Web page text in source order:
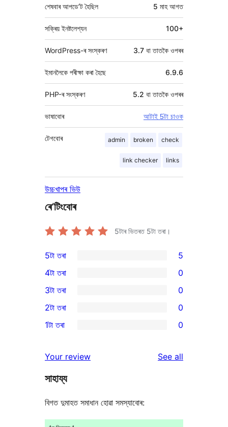
5 মাহআগত
শেষবাৰ আপডে’ট হৈছিল
সক্ৰিয় ইনষ্টলেশ্যন 100+
WordPress-ৰ সংস্কৰণ 3.7 বা তাতকৈ ওপৰৰ
ইমানলৈকে পৰীক্ষা কৰা হৈছে 6.9.6
PHP-ৰ সংস্কৰণ 5.2 বা তাতকৈ ওপৰৰ
ভাষাবোৰ আটাই 5টা চাওক
admin broken check
link checker links
টেগবোৰ
উচ্চখাপৰ ভিউ
ৰে’টিংবোৰ
5টাৰ ভিতৰত 5টা তৰা।
5
5-
star
reviews
5টা তৰা 5
4-
star
reviews
4টা তৰা 0
0
3-
star
3টা তৰা 0
2-
reviews
2টা তৰা 0
star
reviews
1টা তৰা 0
Your review See all
সাহায্য
বিগত দুমাহত সমাধান হোৱা সমস্যাবোৰ: